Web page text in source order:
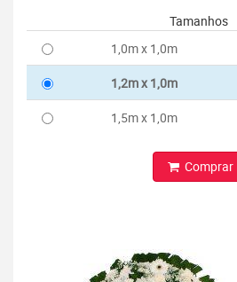
Tamanhos
1,0m x 1,0m
1,2m x 1,0m
1,5m x 1,0m
Comprar